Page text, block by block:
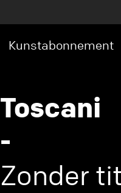
Kunstabonnement
Toscani
-
Zonder